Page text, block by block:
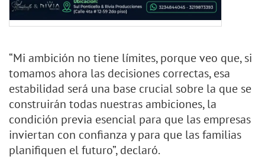
“Mi ambición no tiene límites, porque veo que, si
tomamos ahora las decisiones correctas, esa
estabilidad será una base crucial sobre la que se
construirán todas nuestras ambiciones, la
condición previa esencial para que las empresas
inviertan con confianza y para que las familias
planifiquen el futuro”, declaró.